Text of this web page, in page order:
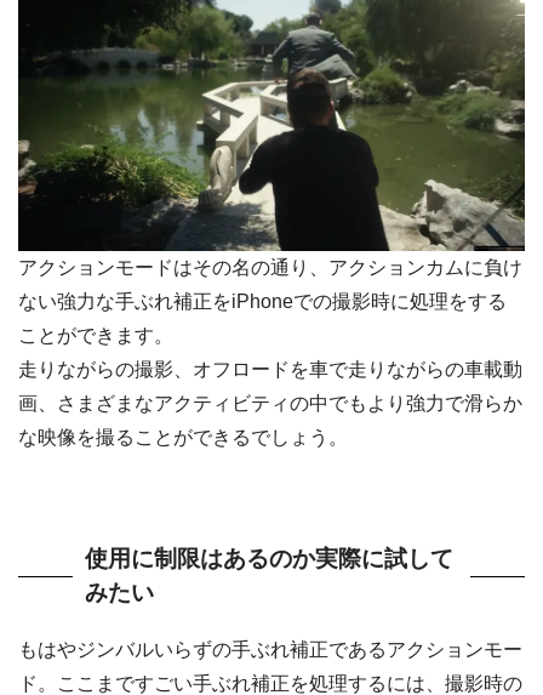
アクションモードはその名の通り、アクションカムに負け
ない強力な手ぶれ補正をiPhoneでの撮影時に処理をする
ことができます。
走りながらの撮影、オフロードを車で走りながらの車載動
画、さまざまなアクティビティの中でもより強力で滑らか
な映像を撮ることができるでしょう。
使用に制限はあるのか実際に試して
みたい
もはやジンバルいらずの手ぶれ補正であるアクションモー
ド。ここまですごい手ぶれ補正を処理するには、撮影時の